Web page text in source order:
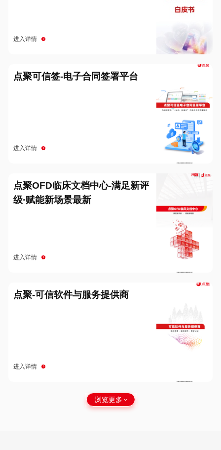
进入详情
点聚可信签-电子合同签署平台
进入详情
点聚OFD临床文档中心-满足新评
级·赋能新场景最新
进入详情
点聚-可信软件与服务提供商
进入详情
浏览更多